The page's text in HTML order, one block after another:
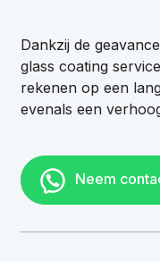
Dankzij de
glass coating
rekenen op een
evenals een
Neem